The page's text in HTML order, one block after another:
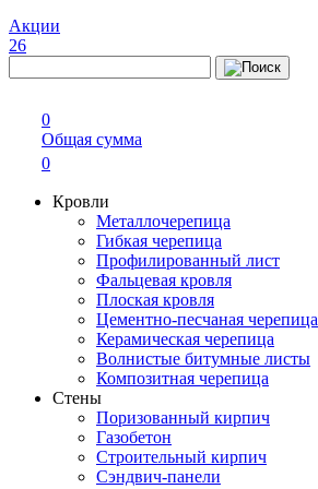
Акции
26
0
Общая сумма
0
Кровли
Металлочерепица
Гибкая черепица
Профилированный лист
Фальцевая кровля
Плоская кровля
Цементно-песчаная черепица
Керамическая черепица
Волнистые битумные листы
Композитная черепица
Стены
Поризованный кирпич
Газобетон
Строительный кирпич
Сэндвич-панели